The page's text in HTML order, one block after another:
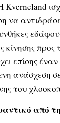
Kverneland
να
κίνησης προς
επίσης
ανάσχεση
του
από